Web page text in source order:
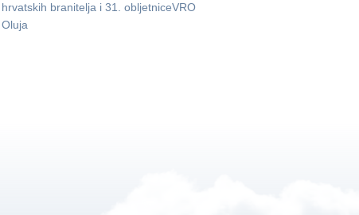
hrvatskih branitelja i 31. obljetniceVRO
Oluja